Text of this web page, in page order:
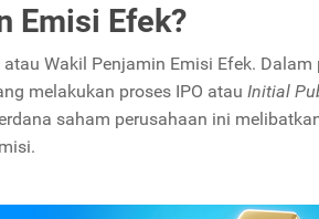
Emisi Efek?
Wakil Penjamin Emisi Efek. Dalam
melakukan proses IPO atau Initial
saham perusahaan ini